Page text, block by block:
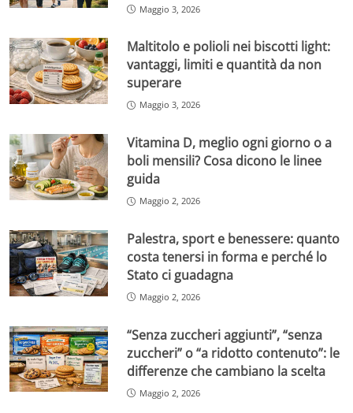
Maggio 3, 2026
Maltitolo e polioli nei biscotti light:
vantaggi, limiti e quantità da non
superare
Maggio 3, 2026
Vitamina D, meglio ogni giorno o a
boli mensili? Cosa dicono le linee
guida
Maggio 2, 2026
Palestra, sport e benessere: quanto
costa tenersi in forma e perché lo
Stato ci guadagna
Maggio 2, 2026
“Senza zuccheri aggiunti”, “senza
zuccheri” o “a ridotto contenuto”: le
differenze che cambiano la scelta
Maggio 2, 2026